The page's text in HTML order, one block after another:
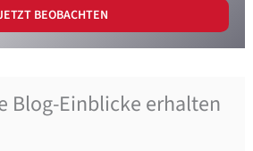
BEOBACHTEN
Blog-Einblicke erhalten